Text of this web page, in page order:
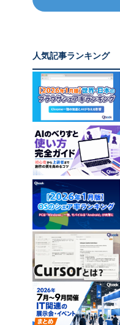
人気記事ランキング